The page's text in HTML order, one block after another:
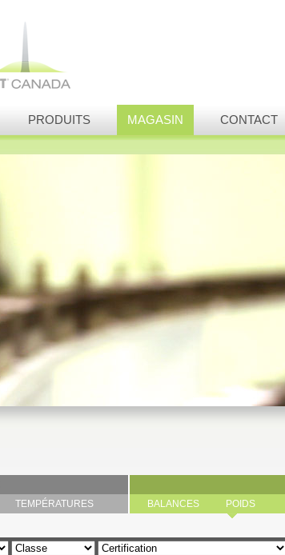
PRODUITS MAGASIN CONTACT
TEMPÉRATURES BALANCES POIDS